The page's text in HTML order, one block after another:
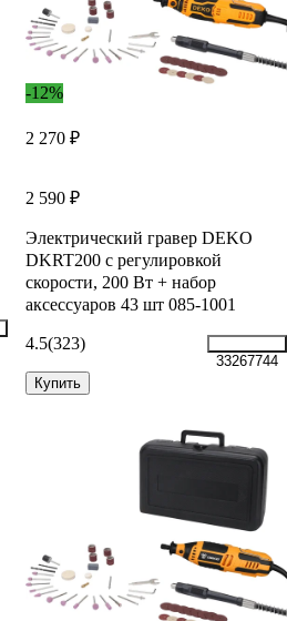
-12%
2 270 ₽
2 590 ₽
Электрический гравер DEKO
DKRT200 с регулировкой
скорости, 200 Вт + набор
аксессуаров 43 шт 085-1001
4.5(323)
33267744
Купить